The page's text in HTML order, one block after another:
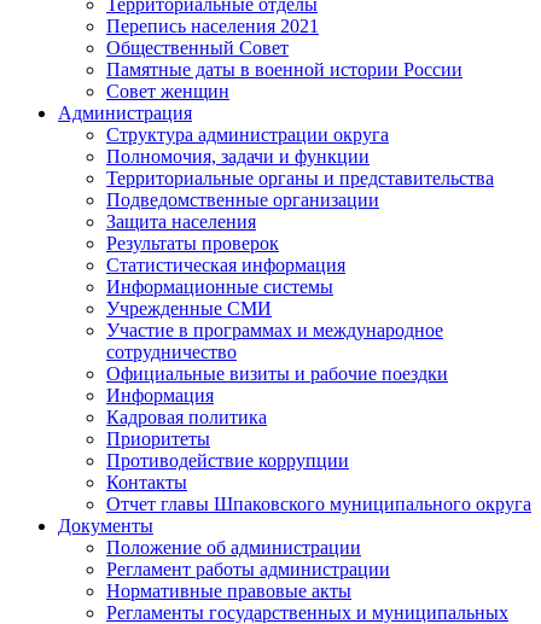
Территориальные отделы
Перепись населения 2021
Общественный Совет
Памятные даты в военной истории России
Совет женщин
Администрация
Структура администрации округа
Полномочия, задачи и функции
Территориальные органы и представительства
Подведомственные организации
Защита населения
Результаты проверок
Статистическая информация
Информационные системы
Учрежденные СМИ
Участие в программах и международное
сотрудничество
Официальные визиты и рабочие поездки
Информация
Кадровая политика
Приоритеты
Противодействие коррупции
Контакты
Отчет главы Шпаковского муниципального округа
Документы
Положение об администрации
Регламент работы администрации
Нормативные правовые акты
Регламенты государственных и муниципальных